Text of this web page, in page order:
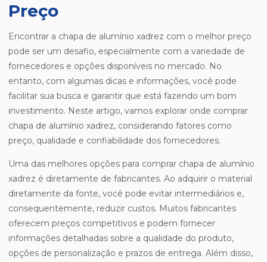
Preço
Encontrar a chapa de alumínio xadrez com o melhor preço
pode ser um desafio, especialmente com a variedade de
fornecedores e opções disponíveis no mercado. No
entanto, com algumas dicas e informações, você pode
facilitar sua busca e garantir que está fazendo um bom
investimento. Neste artigo, vamos explorar onde comprar
chapa de alumínio xadrez, considerando fatores como
preço, qualidade e confiabilidade dos fornecedores.
Uma das melhores opções para comprar chapa de alumínio
xadrez é diretamente de fabricantes. Ao adquirir o material
diretamente da fonte, você pode evitar intermediários e,
consequentemente, reduzir custos. Muitos fabricantes
oferecem preços competitivos e podem fornecer
informações detalhadas sobre a qualidade do produto,
opções de personalização e prazos de entrega. Além disso,